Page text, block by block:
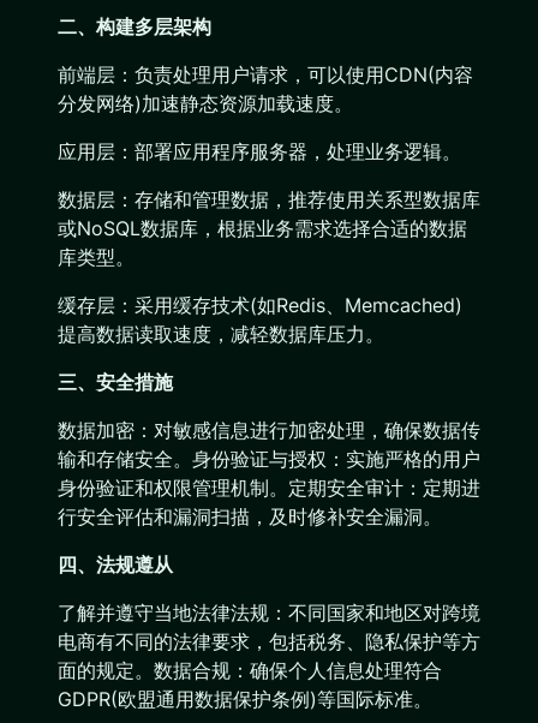
二、构建多层架构
前端层：负责处理用户请求，可以使用CDN(内容
分发网络)加速静态资源加载速度。
应用层：部署应用程序服务器，处理业务逻辑。
数据层：存储和管理数据，推荐使用关系型数据库
或NoSQL数据库，根据业务需求选择合适的数据
库类型。
缓存层：采用缓存技术(如Redis、Memcached)
提高数据读取速度，减轻数据库压力。
三、安全措施
数据加密：对敏感信息进行加密处理，确保数据传
输和存储安全。身份验证与授权：实施严格的用户
身份验证和权限管理机制。定期安全审计：定期进
行安全评估和漏洞扫描，及时修补安全漏洞。
四、法规遵从
了解并遵守当地法律法规：不同国家和地区对跨境
电商有不同的法律要求，包括税务、隐私保护等方
面的规定。数据合规：确保个人信息处理符合
GDPR(欧盟通用数据保护条例)等国际标准。